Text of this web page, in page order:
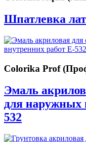
Шпатлевка
Colorika Prof
Эмаль
для наружных
532